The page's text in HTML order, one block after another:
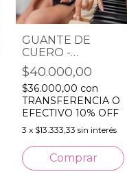
GUANTE DE
CUERO -
AFRODITA
$40.000,00
$36.000,00 con
TRANSFERENCIA O
EFECTIVO 10% OFF
3 x $13.333,33 sin interés